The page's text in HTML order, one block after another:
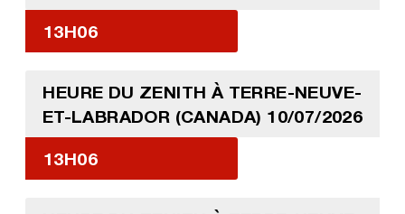
13H06
HEURE DU ZENITH À TERRE-NEUVE-
ET-LABRADOR (CANADA) 10/07/2026
13H06